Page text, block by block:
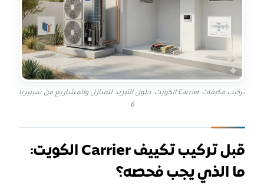
تركيب مكيفات Carrier الكويت: حلول التبريد للمنازل والمشاريع من سيبيريا
6
قبل تركيب تكييف Carrier الكويت:
ما الذي يجب فحصه؟